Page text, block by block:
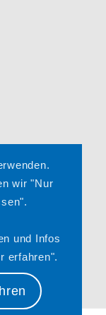
wir "Nur
und Infos
erfahren".